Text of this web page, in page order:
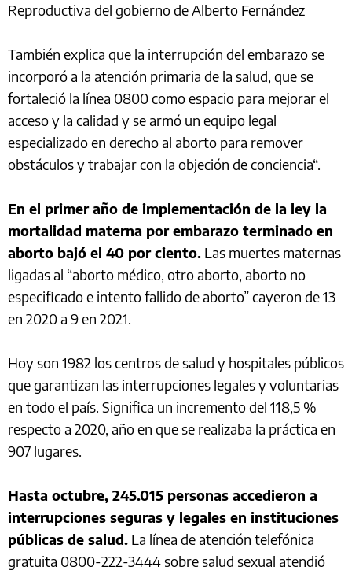
Reproductiva del gobierno de Alberto Fernández
También explica que la interrupción del embarazo se
incorporó a la atención primaria de la salud, que se
fortaleció la línea 0800 como espacio para mejorar el
acceso y la calidad y se armó un equipo legal
especializado en derecho al aborto para remover
obstáculos y trabajar con la objeción de conciencia“.
En el primer año de implementación de la ley la
mortalidad materna por embarazo terminado en
aborto bajó el 40 por ciento. Las muertes maternas
ligadas al “aborto médico, otro aborto, aborto no
especificado e intento fallido de aborto” cayeron de 13
en 2020 a 9 en 2021.
Hoy son 1982 los centros de salud y hospitales públicos
que garantizan las interrupciones legales y voluntarias
en todo el país. Significa un incremento del 118,5 %
respecto a 2020, año en que se realizaba la práctica en
907 lugares.
Hasta octubre, 245.015 personas accedieron a
interrupciones seguras y legales en instituciones
públicas de salud. La línea de atención telefónica
gratuita 0800-222-3444 sobre salud sexual atendió